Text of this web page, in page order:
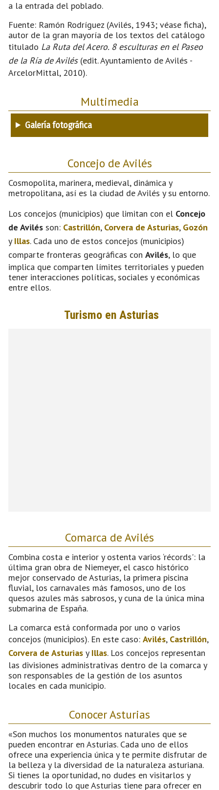
a la entrada del poblado.
Fuente: Ramón Rodríguez (Avilés, 1943; véase ficha),
autor de la gran mayoría de los textos del catálogo
titulado La Ruta del Acero. 8 esculturas en el Paseo
de la Ría de Avilés(edit. Ayuntamiento de Avilés -
ArcelorMittal, 2010).
Multimedia
Galería fotográfica
Concejo de Avilés
Cosmopolita, marinera, medieval, dinámica y
metropolitana, así es la ciudad de Avilés y su entorno.
Los concejos (municipios) que limitan con el Concejo
de Avilés son: Castrillón, Corvera de Asturias, Gozón
y Illas. Cada uno de estos concejos (municipios)
comparte fronteras geográficas con Avilés, lo que
implica que comparten límites territoriales y pueden
tener interacciones políticas, sociales y económicas
entre ellos.
Comarca de Avilés
Combina costa e interior y ostenta varios ‘récords': la
última gran obra de Niemeyer, el casco histórico
mejor conservado de Asturias, la primera piscina
fluvial, los carnavales más famosos, uno de los
quesos azules más sabrosos, y cuna de la única mina
submarina de España.
La comarca está conformada por uno o varios
concejos (municipios). En este caso: Avilés, Castrillón,
Corvera de Asturias y Illas. Los concejos representan
las divisiones administrativas dentro de la comarca y
son responsables de la gestión de los asuntos
locales en cada municipio.
Conocer Asturias
«Son muchos los monumentos naturales que se
pueden encontrar en Asturias. Cada uno de ellos
ofrece una experiencia única y te permite disfrutar de
la belleza y la diversidad de la naturaleza asturiana.
Si tienes la oportunidad, no dudes en visitarlos y
descubrir todo lo que Asturias tiene para ofrecer en